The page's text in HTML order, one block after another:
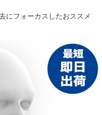
にフォーカスしたおススメ